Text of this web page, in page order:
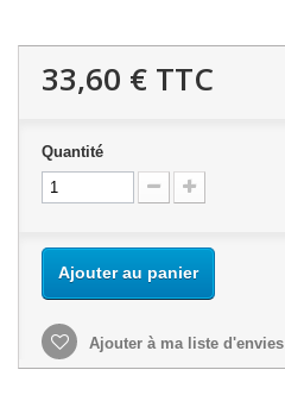
33,60 € TTC
Quantité
Ajouter au panier
Ajouter à ma liste d'envies